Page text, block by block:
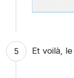
Et voilà,